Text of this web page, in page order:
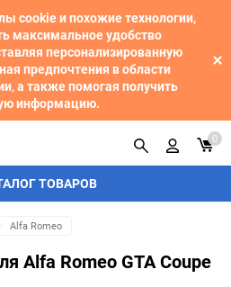
cookie и похожие технологии,
максимальное удобство
персонализированную
предпочтения в области
а также помогая получить
информацию.
ТОВАРОВ
0
Alfa Romeo
Alfa Romeo GTA Coupe